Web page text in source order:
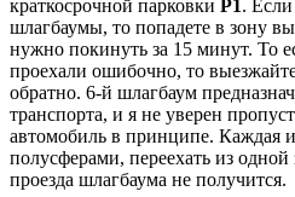
краткосрочной парковки Р1. Если
шлагбаумы, то попадете в зону
нужно покинуть за 15 минут. То
проехали ошибочно, то
обратно. 6-й шлагбаум
транспорта, и я не уверен
автомобиль в принципе. Каждая
полусферами, переехать из
проезда шлагбаума не получится.